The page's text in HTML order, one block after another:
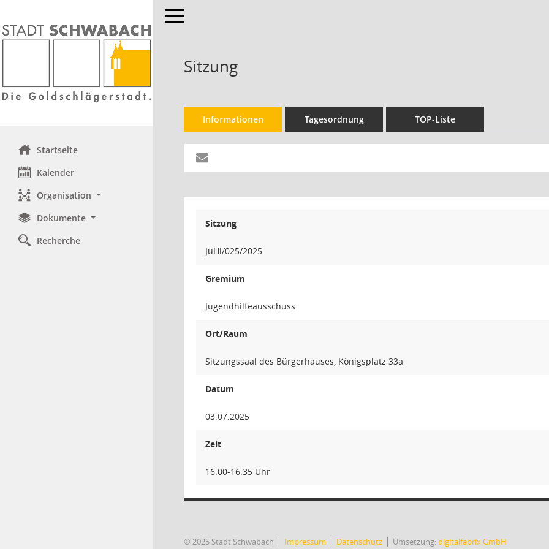
Startseite
Kalender
Organisation
Dokumente
Recherche
Toggle navigation
Sitzung
Informationen Tagesordnung TOP-Liste
Sitzung
JuHi/025/2025
Gremium
Jugendhilfeausschuss
Ort/Raum
Sitzungssaal des Bürgerhauses, Königsplatz 33a
Datum
03.07.2025
Zeit
16:00-16:35 Uhr
© 2025 Stadt Schwabach Impressum Datenschutz Umsetzung:digitalfabrix GmbH